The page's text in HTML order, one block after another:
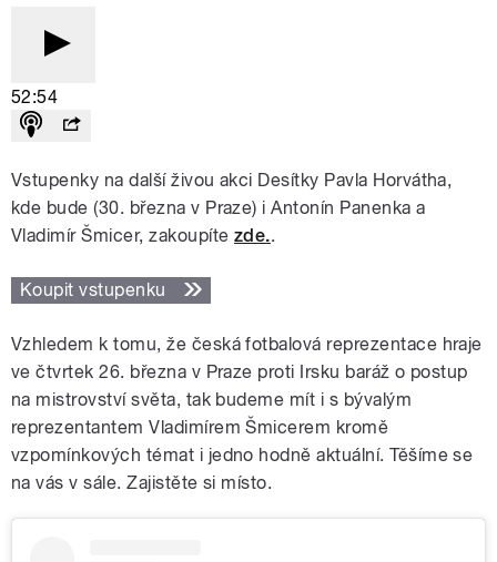
52:54
Vstupenky na další živou akci Desítky Pavla Horvátha,
kde bude (30. března v Praze) i Antonín Panenka a
Vladimír Šmicer, zakoupíte zde..
Koupit vstupenku
Vzhledem k tomu, že česká fotbalová reprezentace hraje
ve čtvrtek 26. března v Praze proti Irsku baráž o postup
na mistrovství světa, tak budeme mít i s bývalým
reprezentantem Vladimírem Šmicerem kromě
vzpomínkových témat i jedno hodně aktuální. Těšíme se
na vás v sále. Zajistěte si místo.